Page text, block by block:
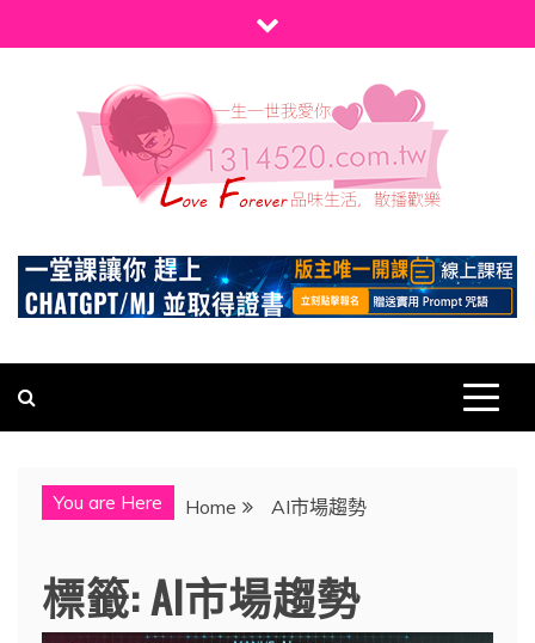
to
You are Here Home AI市場趨勢
標籤:AI市場趨勢